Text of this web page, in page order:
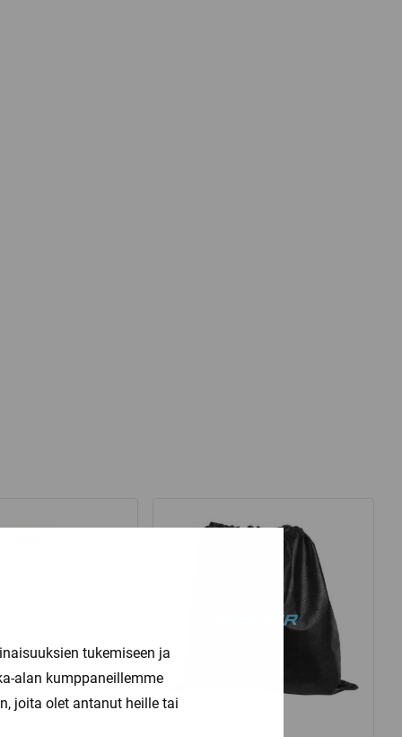
tukemiseen ja
alan kumppaneillemme
joita olet antanut heille tai